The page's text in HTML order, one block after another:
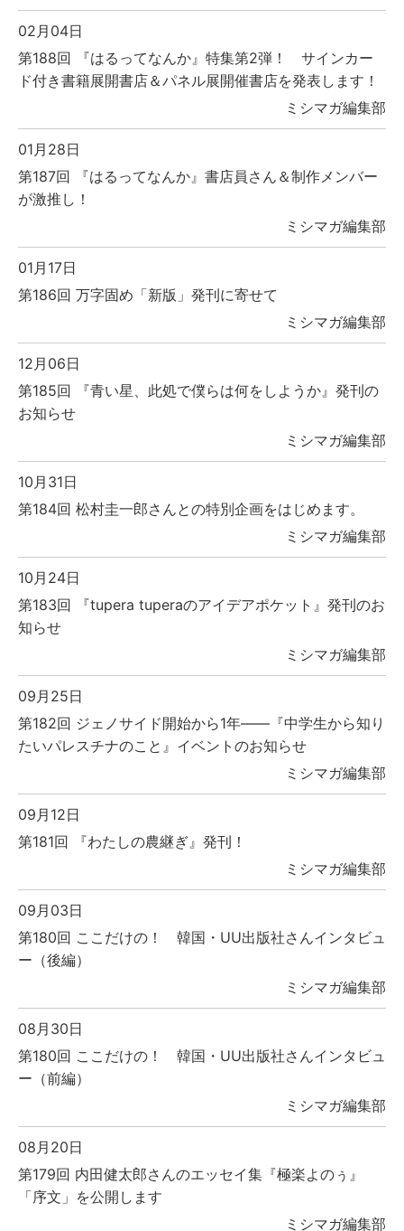
02月04日
第188回 『はるってなんか』特集第2弾！ サインカー
ド付き書籍展開書店＆パネル展開催書店を発表します！
ミシマガ編集部
01月28日
第187回 『はるってなんか』書店員さん＆制作メンバー
が激推し！
ミシマガ編集部
01月17日
第186回 万字固め「新版」発刊に寄せて
ミシマガ編集部
12月06日
第185回 『青い星、此処で僕らは何をしようか』発刊の
お知らせ
ミシマガ編集部
10月31日
第184回 松村圭一郎さんとの特別企画をはじめます。
ミシマガ編集部
10月24日
第183回 『tupera tuperaのアイデアポケット』発刊のお
知らせ
ミシマガ編集部
09月25日
第182回 ジェノサイド開始から1年――『中学生から知り
たいパレスチナのこと』イベントのお知らせ
ミシマガ編集部
09月12日
第181回 『わたしの農継ぎ』発刊！
ミシマガ編集部
09月03日
第180回 ここだけの！ 韓国・UU出版社さんインタビュ
ー（後編）
ミシマガ編集部
08月30日
第180回 ここだけの！ 韓国・UU出版社さんインタビュ
ー（前編）
ミシマガ編集部
08月20日
第179回 内田健太郎さんのエッセイ集『極楽よのぅ』
「序文」を公開します
ミシマガ編集部